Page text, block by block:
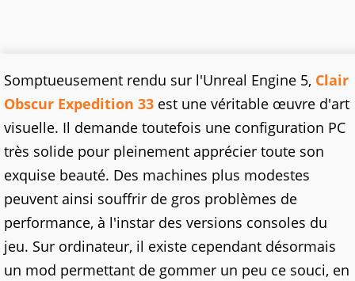
Somptueusement rendu sur l'Unreal Engine 5, Clair
Obscur Expedition 33 est une véritable œuvre d'art
visuelle. Il demande toutefois une configuration PC
très solide pour pleinement apprécier toute son
exquise beauté. Des machines plus modestes
peuvent ainsi souffrir de gros problèmes de
performance, à l'instar des versions consoles du
jeu. Sur ordinateur, il existe cependant désormais
un mod permettant de gommer un peu ce souci, en